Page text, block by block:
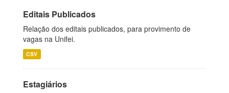
Editais Publicados
Relação dos editais publicados, para provimento de
vagas na Unifei.
CSV
Estagiários